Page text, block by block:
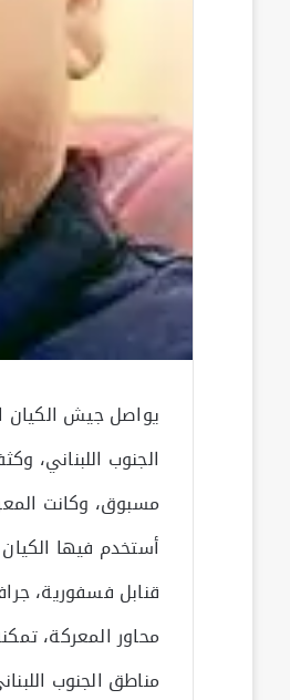
يواصل جيش الكيان
الجنوب اللبناني،
مسبوق، وكانت
أستخدم فيها
قنابل فسفورية،
محاور المعركة،
مناطق الجنوب